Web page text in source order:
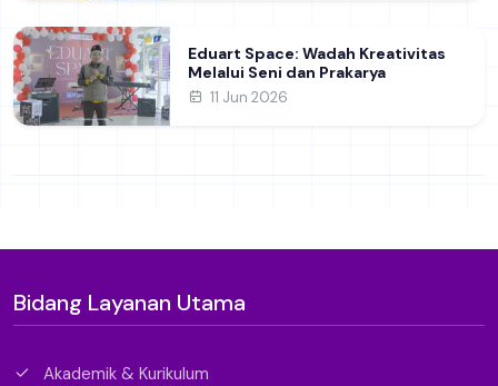
Eduart Space: Wadah Kreativitas
Melalui Seni dan Prakarya
11 Jun 2026
Bidang Layanan Utama
Akademik & Kurikulum